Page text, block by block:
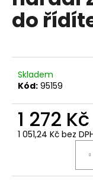
0,0
z
do
Skladem
Kód: 95159
1 272 Kč
1 051,24 Kč bez
n
a
t
?